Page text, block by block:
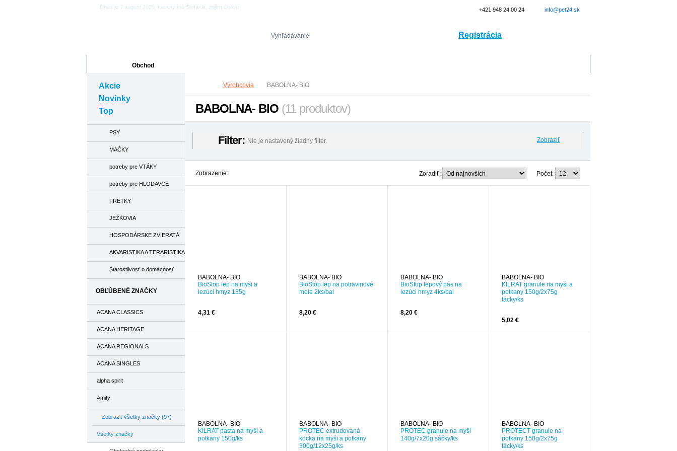
Výrobcovia BABOLNA- BIO
BABOLNA- BIO (11 produktov)
Filter: Nie je nastavený žiadny filter. Zobraziť
Zobrazenie: Počet:
Zoradiť:
BABOLNA- BIO
BioStop lep na myši a
lezúci hmyz 135g
4,31 €
BABOLNA- BIO
BioStop lep na potravinové
mole 2ks/bal
8,20 €
BABOLNA- BIO
BioStop lepový pás na
lezúci hmyz 4ks/bal
8,20 €
BABOLNA- BIO
KILRAT granule na myši a
potkany 150g/2x75g
tácky/ks
5,02 €
BABOLNA- BIO
KILRAT pasta na myši a
potkany 150g/ks
BABOLNA- BIO
PROTEC extrudovaná
kocka na myši a potkany
300g/12x25g/ks
BABOLNA- BIO
PROTEC granule na myši
140g/7x20g sáčky/ks
BABOLNA- BIO
PROTECT granule na
potkany 150g/2x75g
tácky/ks
Akcie
Novinky
Top
PSY
MAČKY
potreby pre VTÁKY
potreby pre HLODAVCE
FRETKY
JEŽKOVIA
HOSPODÁRSKE ZVIERATÁ
AKVARISTIKA A TERARISTIKA
Starostlivosť o domácnosť
OBĽÚBENÉ ZNAČKY
ACANA CLASSICS
ACANA HERITAGE
ACANA REGIONALS
ACANA SINGLES
alpha spirit
Amity
Zobraziť všetky značky (97)
Všetky značky
Dnes je 7.august 2026, meniny má Štefánia, zajtra Oskár +421 948 24 00 24 info@pet24.sk
Vyhľadávanie Registrácia
Obchod